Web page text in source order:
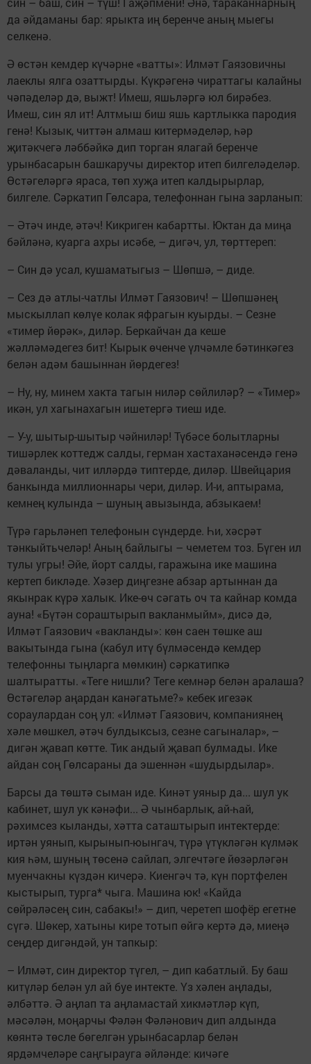
да әйдаманы бар: ярыкта иң беренче аның мыегы
селкенә.
Ә өстән кемдер күчәрне «ватты»: Илмәт Гаязовичны
лаеклы ялга озаттырды. Күкрәгенә чираттагы калайны
чәпәделәр дә, выжт! Имеш, яшьләргә юл бирәбез.
Имеш, син ял ит! Алтмыш биш яшь картлыкка пародия
генә! Кызык, читтән алмаш китермәделәр, һәр
җитәкчегә ләббәйкә дип торган ялагай беренче
урынбасарын башкаручы директор итеп билгеләделәр.
Өстәгеләргә яраса, төп хуҗа итеп калдырырлар,
билгеле. Сәркатип Гөлсара, телефоннан гына зарланып:
– Әтәч инде, әтәч! Кикриген кабартты. Юктан да миңа
бәйләнә, куарга ахры исәбе, – дигәч, ул, төрттереп:
– Син дә усал, кушаматыгыз – Шөпшә, – диде.
– Сез дә атлы-чатлы Илмәт Гаязович! – Шөпшәнең
мыскыллап көлүе колак яфрагын куырды. – Сезне
«тимер йөрәк», диләр. Беркайчан да кеше
жәлләмәдегез бит! Кырык өченче үлчәмле бәтинкәгез
белән адәм башыннан йөрдегез!
– Ну, ну, минем хакта тагын ниләр сөйлиләр? – «Тимер»
икән, ул хагынахагын ишетергә тиеш иде.
– У-у, шытыр-шытыр чәйниләр! Түбәсе болытларны
тишәрлек коттедж салды, герман хастаханәсендә генә
дәваланды, чит илләрдә типтерде, диләр. Швейцария
банкында миллионнары чери, диләр. И-и, аптырама,
кемнең кулында – шуның авызында, абзыкаем!
Түрә гарьләнеп телефонын сүндерде. Һи, хәсрәт
тәнкыйтьчеләр! Аның байлыгы – чеметем тоз. Бүген ил
тулы угры! Әйе, йорт салды, гаражына ике машина
кертеп бикләде. Хәзер диңгезне абзар артыннан да
якынрак күрә халык. Ике-өч сәгать оч та кайнар комда
ауна! «Бүтән сораштырып вакланмыйм», дисә дә,
Илмәт Гаязович «вакланды»: көн саен төшке аш
вакытында гына (кабул итү бүлмәсендә кемдер
телефонны тыңларга мөмкин) сәркатипкә
шалтыратты. «Теге нишли? Теге кемнәр белән аралаша?
Өстәгеләр аңардан канәгатьме?» кебек игезәк
сораулардан соң ул: «Илмәт Гаязович, компаниянең
хәле мөшкел, әтәч булдыксыз, сезне сагыналар», –
дигән җавап көтте. Тик андый җавап булмады. Ике
айдан соң Гөлсараны да эшеннән «шудырдылар».
Барсы да төштә сыман иде. Кинәт уяныр да... шул ук
кабинет, шул ук кәнәфи... Ә чынбарлык, ай-һай,
рәхимсез кыланды, хәтта саташтырып интектерде:
иртән уянып, кырынып-юынгач, түрә үтүкләгән күлмәк
кия һәм, шуның төсенә сайлап, элгечтәге йөзәрләгән
муенчакны күздән кичерә. Киенгәч тә, күн портфелен
кыстырып, турга* чыга. Машина юк! «Кайда
сөйрәләсең син, сабакы!» – дип, черетеп шофёр егетне
сүгә. Шөкер, хатыны кире тотып өйгә кертә дә, миеңә
сеңдер дигәндәй, ун тапкыр:
– Илмәт, син директор түгел, – дип кабатлый. Бу баш
китүләр белән ул ай буе интекте. Үз хәлен аңлады,
әлбәттә. Ә аңлап та аңламастай хикмәтләр күп,
мәсәлән, моңарчы Фәлән Фәләнович дип алдында
көянтә төсле бөгелгән урынбасарлар белән
ярдәмчеләре саңгырауга әйләнде: кичәге